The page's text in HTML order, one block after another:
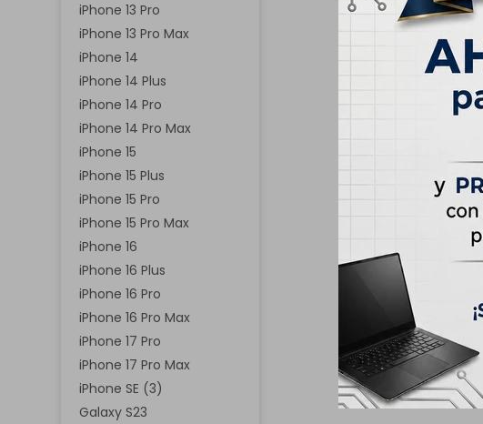
iPhone 13 Pro
iPhone 13 Pro Max
iPhone 14
iPhone 14 Plus
iPhone 14 Pro
iPhone 14 Pro Max
iPhone 15
iPhone 15 Plus
iPhone 15 Pro
iPhone 15 Pro Max
iPhone 16
⁠iPhone 16 Plus
iPhone 16 Pro
iPhone 16 Pro Max
⁠iPhone 17 Pro
iPhone 17 Pro Max
iPhone SE (3)
Galaxy S23